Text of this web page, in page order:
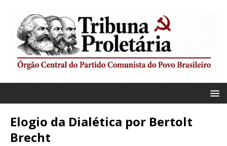
Elogio da Dialética por Bertolt
Brecht